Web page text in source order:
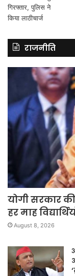
राजनीति
योगी सरकार
हर माह
August 8, 2026